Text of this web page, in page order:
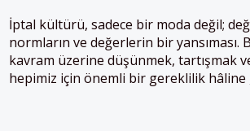
İptal kültürü, sadece bir moda değil;
normların ve değerlerin bir yansıması.
kavram üzerine düşünmek, tartışmak
hepimiz için önemli bir gereklilik hâline